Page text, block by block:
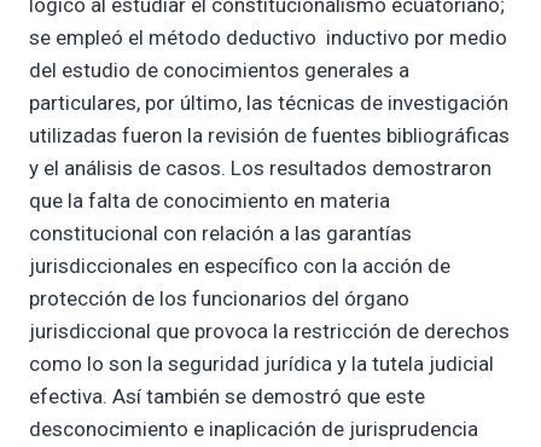
lógico al estudiar el constitucionalismo ecuatoriano;
se empleó el método deductivo  inductivo por medio
del estudio de conocimientos generales a
particulares, por último, las técnicas de investigación
utilizadas fueron la revisión de fuentes bibliográficas
y el análisis de casos. Los resultados demostraron
que la falta de conocimiento en materia
constitucional con relación a las garantías
jurisdiccionales en específico con la acción de
protección de los funcionarios del órgano
jurisdiccional que provoca la restricción de derechos
como lo son la seguridad jurídica y la tutela judicial
efectiva. Así también se demostró que este
desconocimiento e inaplicación de jurisprudencia